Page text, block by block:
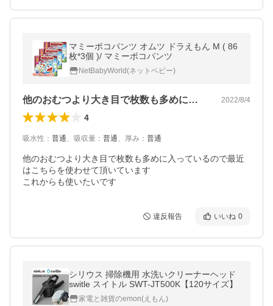
マミーポコパンツ オムツ ドラえもん M ( 86
枚*3個 )/ マミーポコパンツ
NetBabyWorld(ネットベビー)
他のおむつより大き目で枚数も多めに入っ… 2022/8/4
4
吸水性 ： 普通、 吸収量 ： 普通、 厚み ： 普通
他のおむつより大き目で枚数も多めに入っているので最近
はこちらを使わせて頂いています
これからも使いたいです
違反報告 いいね 0
シリウス 掃除機用 水洗いクリーナーヘッド
switle スイトル SWT-JT500K【120サイズ】
家電と雑貨のemon(えもん)